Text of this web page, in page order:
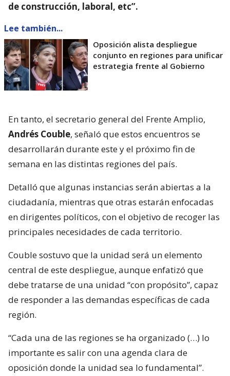
de construcción, laboral, etc”.
Lee también...
Oposición alista despliegue
conjunto en regiones para unificar
estrategia frente al Gobierno
En tanto, el secretario general del Frente Amplio,
Andrés Couble, señaló que estos encuentros se
desarrollarán durante este y el próximo fin de
semana en las distintas regiones del país.
Detalló que algunas instancias serán abiertas a la
ciudadanía, mientras que otras estarán enfocadas
en dirigentes políticos, con el objetivo de recoger las
principales necesidades de cada territorio.
Couble sostuvo que la unidad será un elemento
central de este despliegue, aunque enfatizó que
debe tratarse de una unidad “con propósito”, capaz
de responder a las demandas específicas de cada
región.
“Cada una de las regiones se ha organizado (…) lo
importante es salir con una agenda clara de
oposición donde la unidad sea lo fundamental”.